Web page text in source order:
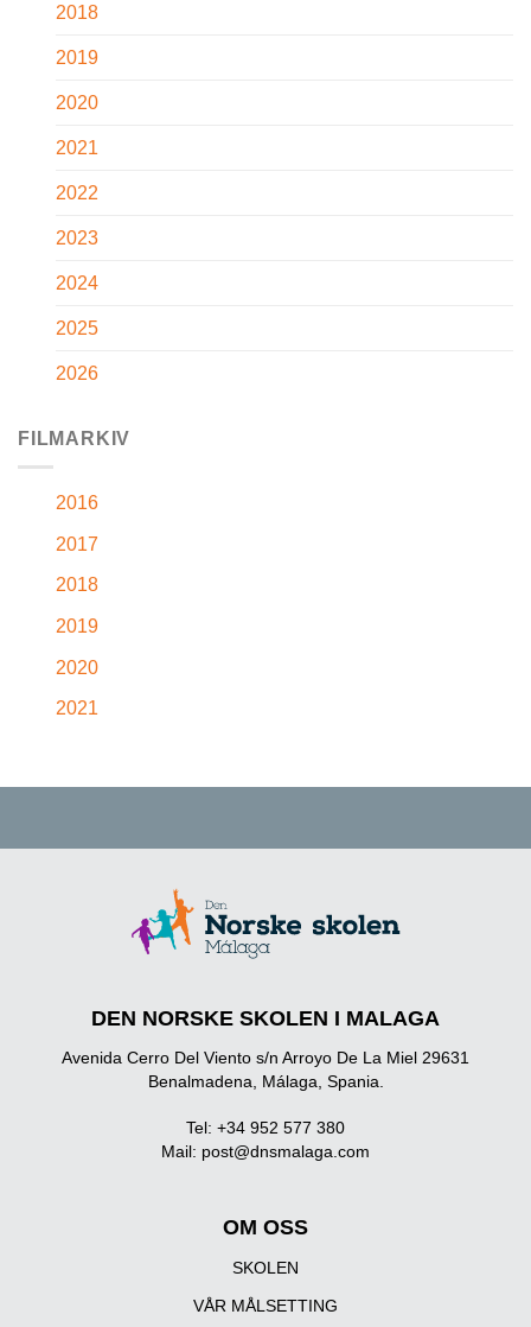
2018
2019
2020
2021
2022
2023
2024
2025
2026
FILMARKIV
2016
2017
2018
2019
2020
2021
DEN NORSKE SKOLEN I MALAGA
Avenida Cerro Del Viento s/n Arroyo De La Miel 29631
Benalmadena, Málaga, Spania.
Tel: +34 952 577 380
Mail: post@dnsmalaga.com
OM OSS
SKOLEN
VÅR MÅLSETTING